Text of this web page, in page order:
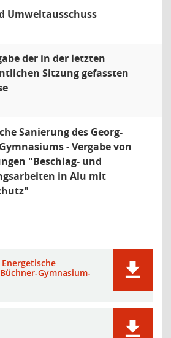
Umweltausschuss
der in der letzten
Sitzung gefassten
Sanierung des Georg-
- Vergabe von
"Beschlag- und
in Alu mit
Energetische
Gymnasium-